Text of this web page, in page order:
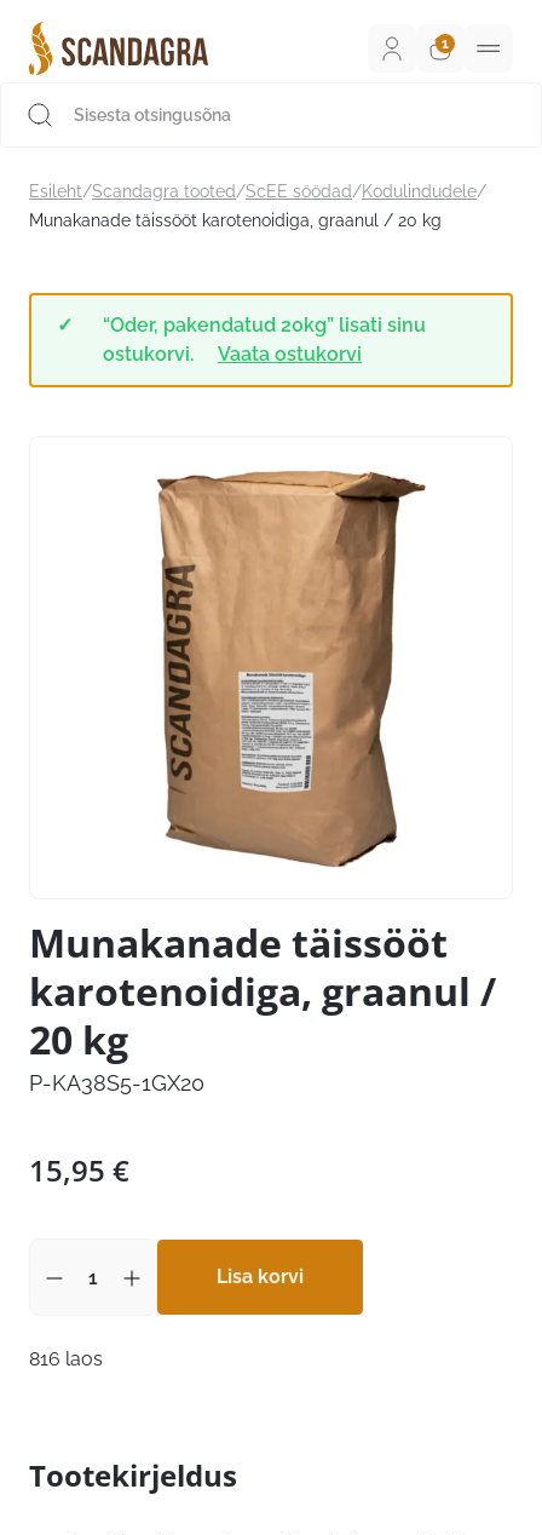
sisu
juurde
Esileht/Scandagra tooted/ScEE söödad/Kodulindudele/
Munakanade täissööt karotenoidiga, graanul / 20 kg
“Oder, pakendatud 20kg” lisati sinu
ostukorvi.
Vaata ostukorvi
Munakanade täissööt
karotenoidiga, graanul /
20 kg
P-KA38S5-1GX20
15,95 €
Lisa korvi
816 laos
Tootekirjeldus